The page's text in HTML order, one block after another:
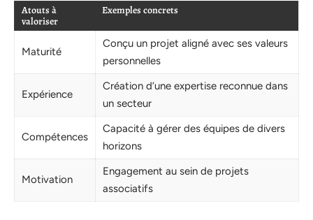
Atouts à
valoriser
Exemples concrets
Maturité
Conçu un projet aligné avec ses valeurs
personnelles
Expérience
Création d’une expertise reconnue dans
un secteur
Compétences
Capacité à gérer des équipes de divers
horizons
Motivation
Engagement au sein de projets
associatifs